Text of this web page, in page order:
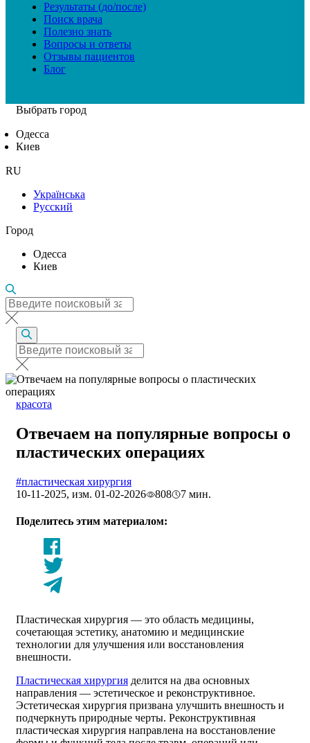
Результаты (до/после)
Поиск врача
Полезно знать
Вопросы и ответы
Отзывы пациентов
Блог
Выбрать город
Одесса
Киев
RU
Українська
Русский
Город
Одесса
Киев
красота
Отвечаем на популярные вопросы о
пластических операциях
#пластическая хирургия
10-11-2025, изм. 01-02-2026
808 7 мин.
Поделитесь этим материалом:
Пластическая хирургия — это область медицины,
сочетающая эстетику, анатомию и медицинские
технологии для улучшения или восстановления
внешности.
Пластическая хирургия делится на два основных
направления — эстетическое и реконструктивное.
Эстетическая хирургия призвана улучшить внешность и
подчеркнуть природные черты. Реконструктивная
пластическая хирургия направлена ​​на восстановление